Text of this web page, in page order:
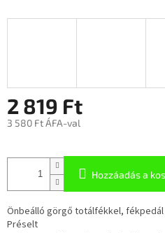
2 819 Ft
3 580 Ft ÁFA-val
Hozzáadás a
Önbeálló görgő totálfékkel,
Préselt